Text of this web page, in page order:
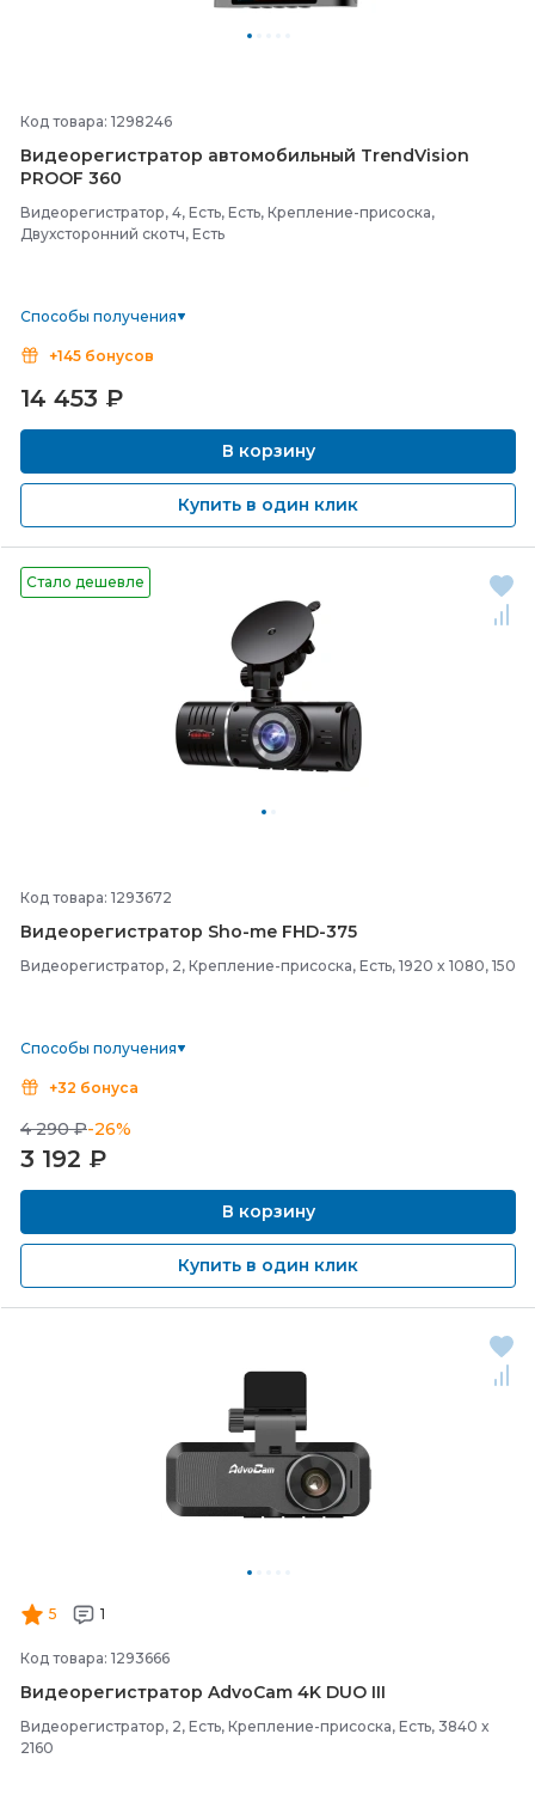
Код товара: 1298246
Видеорегистратор автомобильный TrendVision
PROOF 360
Видеорегистратор, 4, Есть, Есть, Крепление-присоска,
Двухсторонний скотч, Есть
Способы получения
+145 бонусов
14 453 ₽
В корзину
Купить в один клик
Стало дешевле
Код товара: 1293672
Видеорегистратор Sho-me FHD-375
Видеорегистратор, 2, Крепление-присоска, Есть, 1920 x 1080, 150
Способы получения
+32 бонуса
4 290 ₽-26%
3 192 ₽
В корзину
Купить в один клик
5 1
Код товара: 1293666
Видеорегистратор AdvoCam 4K DUO III
Видеорегистратор, 2, Есть, Крепление-присоска, Есть, 3840 x
2160